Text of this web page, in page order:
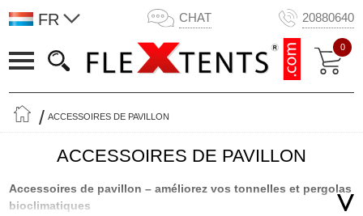
FR CHAT 20880640
0
ACCESSOIRES DE PAVILLON
ACCESSOIRES DE PAVILLON
Accessoires de pavillon – améliorez vos tonnelles et pergolas
bioclimatiques